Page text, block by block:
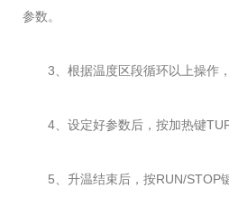
参数。
3、根据温度区段循环以上操作，
4、设定好参数后，按加热键
5、升温结束后，按RUN/STOP